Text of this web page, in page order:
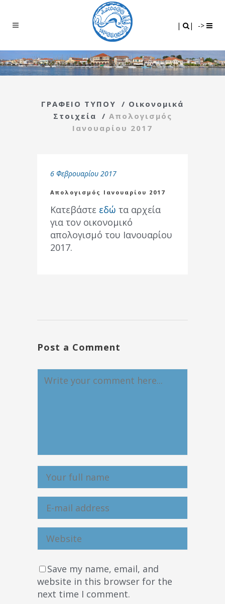
| | ->
ΓΡΑΦΕΙΟ ΤΥΠΟΥ / Οικονομικά
Στοιχεία
/ Απολογισμός
Ιανουαρίου 2017
6 Φεβρουαρίου 2017
Απολογισμός Ιανουαρίου 2017
Κατεβάστε εδώ τα αρχεία
για τον οικονομικό
απολογισμό του Ιανουαρίου
2017.
Post a Comment
Save my name, email, and
website in this browser for the
next time I comment.